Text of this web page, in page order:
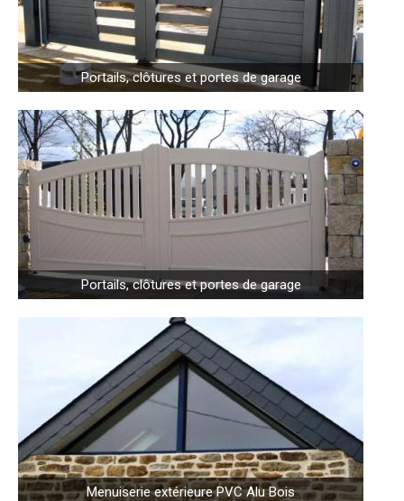
Portails, clôtures et portes de garage
Portails, clôtures et portes de garage
Menuiserie extérieure PVC Alu Bois